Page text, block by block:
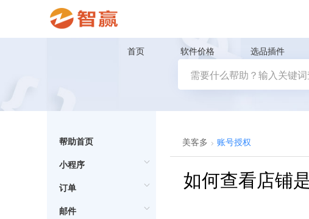
首页 软件价格 选品插件
帮助首页
小程序
订单
邮件
美客多 账号授权
如何查看店铺